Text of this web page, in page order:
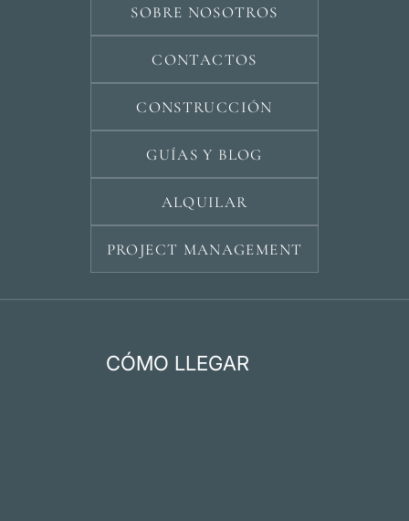
SOBRE NOSOTROS
CONTACTOS
CONSTRUCCIÓN
GUÍAS Y BLOG
ALQUILAR
PROJECT MANAGEMENT
CÓMO LLEGAR